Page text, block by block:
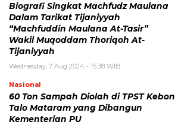
Biografi Singkat Machfudz Maulana
Dalam Tarikat Tijaniyyah
“Machfuddin Maulana At-Tasir”
Wakil Muqoddam Thoriqoh At-
Tijaniyyah
Wednesday, 7 Aug 2024 - 15:38 WIB
Nasional
60 Ton Sampah Diolah di TPST Kebon
Talo Mataram yang Dibangun
Kementerian PU